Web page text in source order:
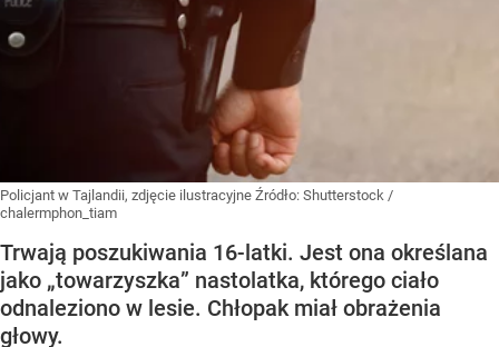
Policjant w Tajlandii, zdjęcie ilustracyjne Źródło: Shutterstock /
chalermphon_tiam
Trwają poszukiwania 16-latki. Jest ona określana
jako „towarzyszka” nastolatka, którego ciało
odnaleziono w lesie. Chłopak miał obrażenia
głowy.